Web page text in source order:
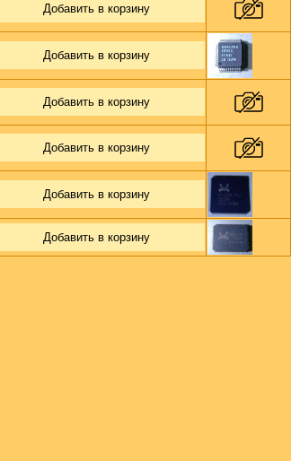
Добавить в корзину
Добавить в корзину
Добавить в корзину
Добавить в корзину
Добавить в корзину
Добавить в корзину